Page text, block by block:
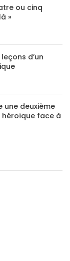
ou cinq
»
d’un
une deuxième
héroïque face à